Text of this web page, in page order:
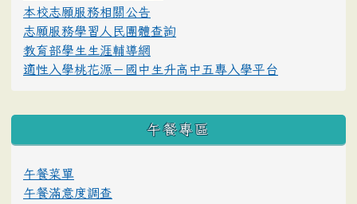
本校志願服務相關公告
志願服務學習人民團體查詢
教育部學生生涯輔導網
適性入學桃花源－國中生升高中五專入學平台
午餐專區
午餐菜單
午餐滿意度調查